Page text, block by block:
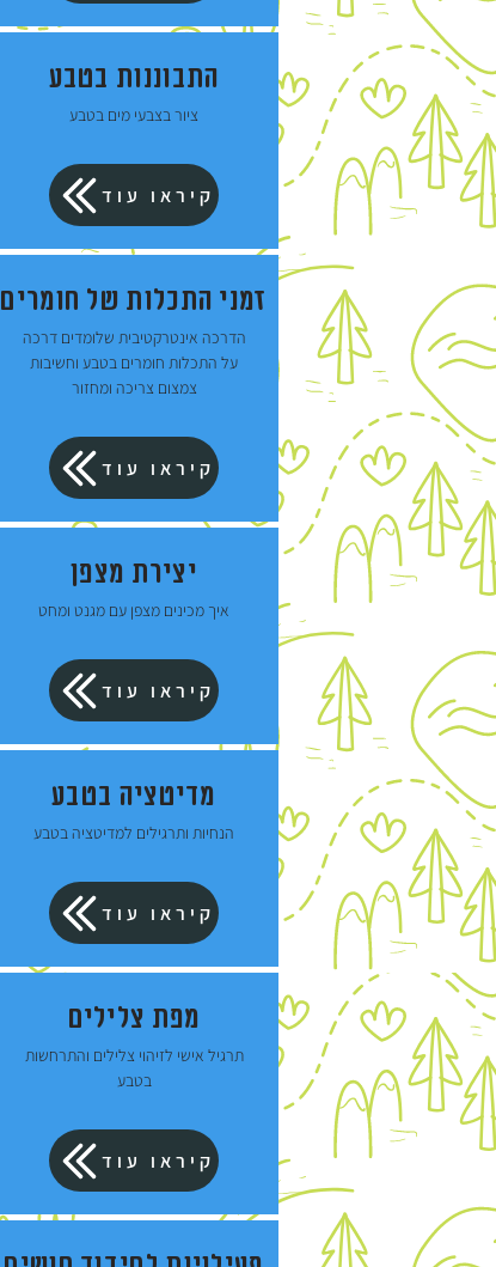
התבוננות בטבע
ציור בצבעי מים בטבע
קיראו עוד
זמני התכלות של חומרים
הדרכה אינטרקטיבית שלומדים דרכה
על התכלות חומרים בטבע וחשיבות
צמצום צריכה ומחזור
קיראו עוד
יצירת מצפן
איך מכינים מצפן עם מגנט ומחט
קיראו עוד
מדיטציה בטבע
הנחיות ותרגילים למדיטציה בטבע
קיראו עוד
מפת צלילים
תרגיל אישי לזיהוי צלילים והתרחשות
בטבע
קיראו עוד